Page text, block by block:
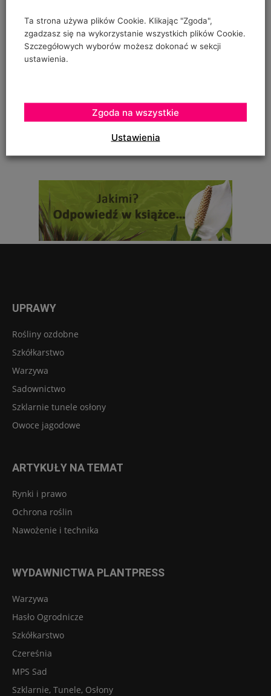
"prowadzenia" pomidorów w szklarence oraz
Urszula Hahajska
To zależy czy podczas uprawy robaczki które ją zjadały,
zostały otrute, czy skrzętnie zebrane i
UPRAWY
Rośliny ozdobne
Szkółkarstwo
Warzywa
Sadownictwo
Szklarnie tunele osłony
Owoce jagodowe
ARTYKUŁY NA TEMAT
Rynki i prawo
Ochrona roślin
Nawożenie i technika
WYDAWNICTWA PLANTPRESS
Warzywa
Hasło Ogrodnicze
Szkółkarstwo
Czereśnia
MPS Sad
Szklarnie, Tunele, Osłony
Ta strona używa plików Cookie. Klikając "Zgoda",
zgadzasz się na wykorzystanie wszystkich plików Cookie.
Szczegółowych wyborów możesz dokonać w sekcji
ustawienia.
Ustawienia
Zgoda na wszystkie